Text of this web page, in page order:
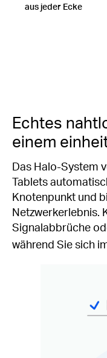
aus jeder Ecke
Echtes
einem
Das Halo-System
Tablets
Knotenpunkt und
Netzwerkerlebnis.
Signalabbrüche
während Sie sich